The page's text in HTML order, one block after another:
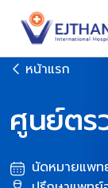
Skip to content
หน้าแรก
ศูนย์ตร
นัดหมายแพท